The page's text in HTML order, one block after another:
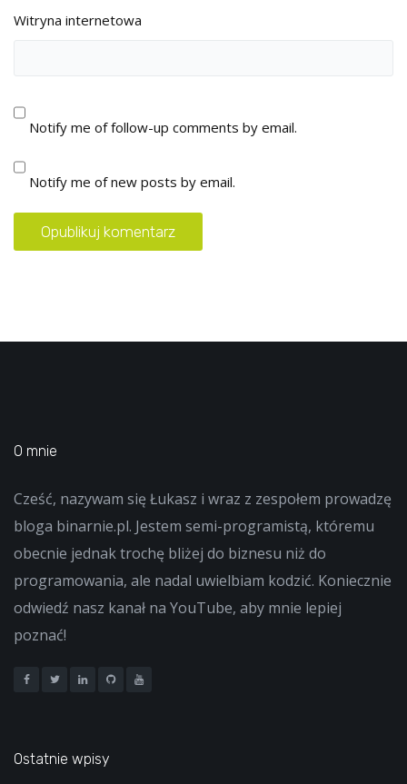
Witryna internetowa
Notify me of follow-up comments by email.
Notify me of new posts by email.
O mnie
Cześć, nazywam się Łukasz i wraz z zespołem prowadzę
bloga binarnie.pl. Jestem semi-programistą, któremu
obecnie jednak trochę bliżej do biznesu niż do
programowania, ale nadal uwielbiam kodzić. Koniecznie
odwiedź nasz kanał na YouTube, aby mnie lepiej
poznać!
Ostatnie wpisy